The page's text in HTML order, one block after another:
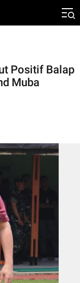
Positif Balap
Muba